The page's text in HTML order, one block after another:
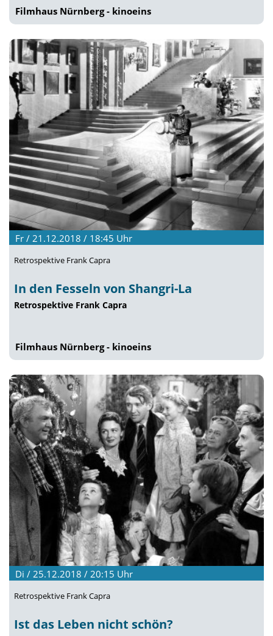
Filmhaus Nürnberg - kinoeins
Fr / 21.12.2018 / 18:45 Uhr
Retrospektive Frank Capra
In den Fesseln von Shangri-La
Retrospektive Frank Capra
Filmhaus Nürnberg - kinoeins
Di / 25.12.2018 / 20:15 Uhr
Retrospektive Frank Capra
Ist das Leben nicht schön?